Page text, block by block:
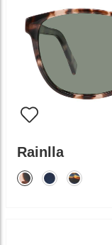
Rainlla